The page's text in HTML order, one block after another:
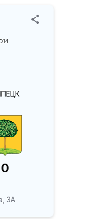
0
3А